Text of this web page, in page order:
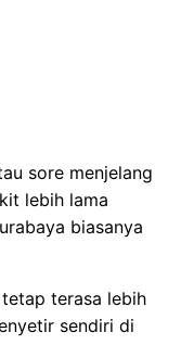
sore menjelang
lebih lama
biasanya
terasa lebih
sendiri di